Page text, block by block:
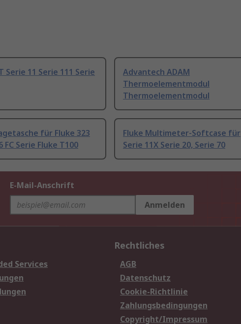
Serie 11 Serie 111 Serie
Advantech ADAM
Thermoelementmodul
Thermoelementmodul
für Fluke 323
FC Serie Fluke T100
Fluke Multimeter-Softcase für
Serie 11X Serie 20, Serie 70
E-Mail-Anschrift
Anmelden
Services
Rechtliches
AGB
Datenschutz
Cookie-Richtlinie
Zahlungsbedingungen
Copyright/Impressum